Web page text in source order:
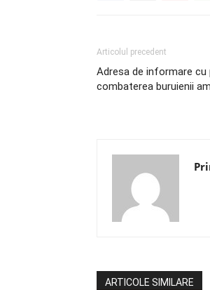
Articolul precedent
Adresa de informare cu
combaterea buruienii
ARTICOLE SIMILARE